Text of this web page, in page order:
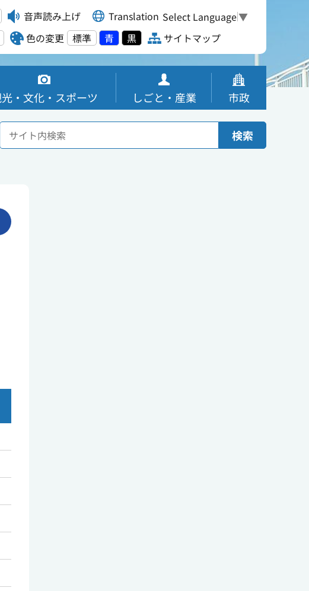
音声読み上げ Translation Select Language▼
色の変更 標準 青 黒 サイトマップ
・文化・スポーツ しごと・産業 市政
検索